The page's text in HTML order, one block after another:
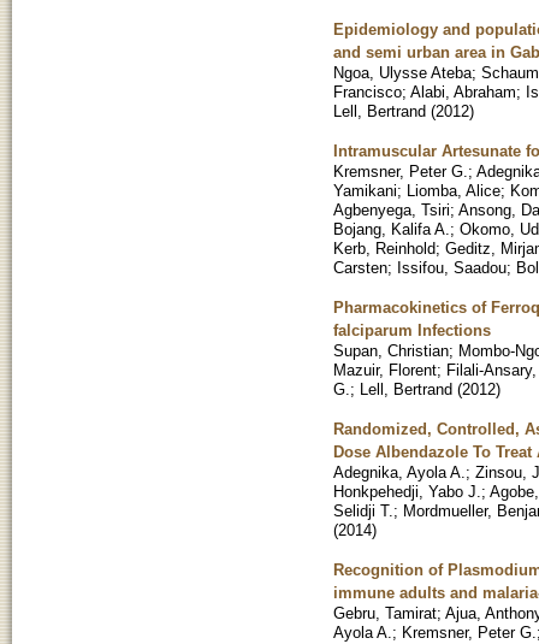
Epidemiology and
and semi urban area in
Ngoa, Ulysse Ateba;
Francisco; Alabi, Abraham;
Lell, Bertrand (2012)
Intramuscular Artesunate
Kremsner, Peter G. ;
Yamikani; Liomba, Alice;
Agbenyega, Tsiri; Ansong,
Bojang, Kalifa A. ; Okomo,
Kerb, Reinhold; Geditz,
Carsten; Issifou, Saadou;
Pharmacokinetics of
falciparum Infections
Supan, Christian; Mombo-
Mazuir, Florent; Filali-
G. ; Lell, Bertrand (2012)
Randomized, Controlled,
Dose Albendazole To
Adegnika, Ayola A. ; Zinsou,
Honkpehedji, Yabo J. ;
Selidji T. ; Mordmueller,
(2014)
Recognition of
immune adults and
Gebru, Tamirat; Ajua,
Ayola A. ; Kremsner, Peter G.